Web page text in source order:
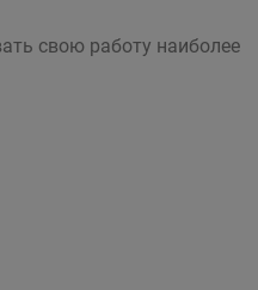
свою работу наиболее